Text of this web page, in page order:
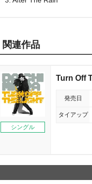
関連作品
シングル
Turn Off
発売日
タイアップ